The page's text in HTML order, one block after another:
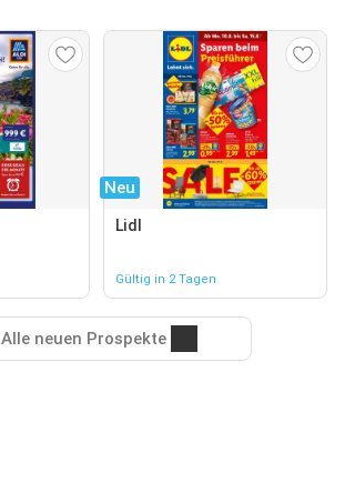
Neu
Lidl
Gültig in 2 Tagen
Alle neuen Prospekte